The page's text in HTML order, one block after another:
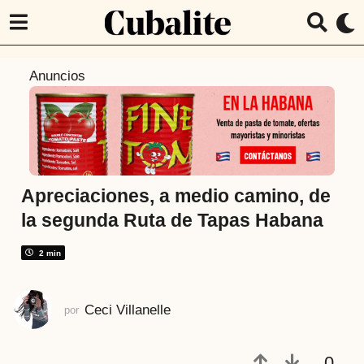
t
r
á
s
a
ñ
Anuncios
Apreciaciones, a medio camino, de
la segunda Ruta de Tapas Habana
2 min
por Ceci Villanelle